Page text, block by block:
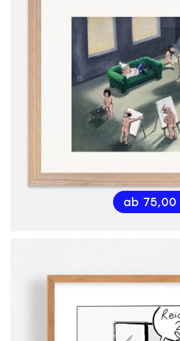
ab 75,00